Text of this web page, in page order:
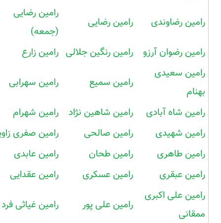
رامین رضاوندی رامین رضایی
رامین رضایی
(جمعه)
رامین رضوان آرزو
رامین رنگین جلالی رامین زارع
رامین سعیدی
بهنام
رامین سمیع رامین سهرابی
رامین شاه آبادی رامین شاهین نژاد
رامین شهرام
رامین شهیدی
رامین صالحی
رامین صفری
رامین طاهری
رامین طحان
رامین عابدی
رامین عبقری
رامین عسکری
رامین عقدایی
رامین علی اکبری
ممقانی
رامین علی پور رامین غیاثی فرد